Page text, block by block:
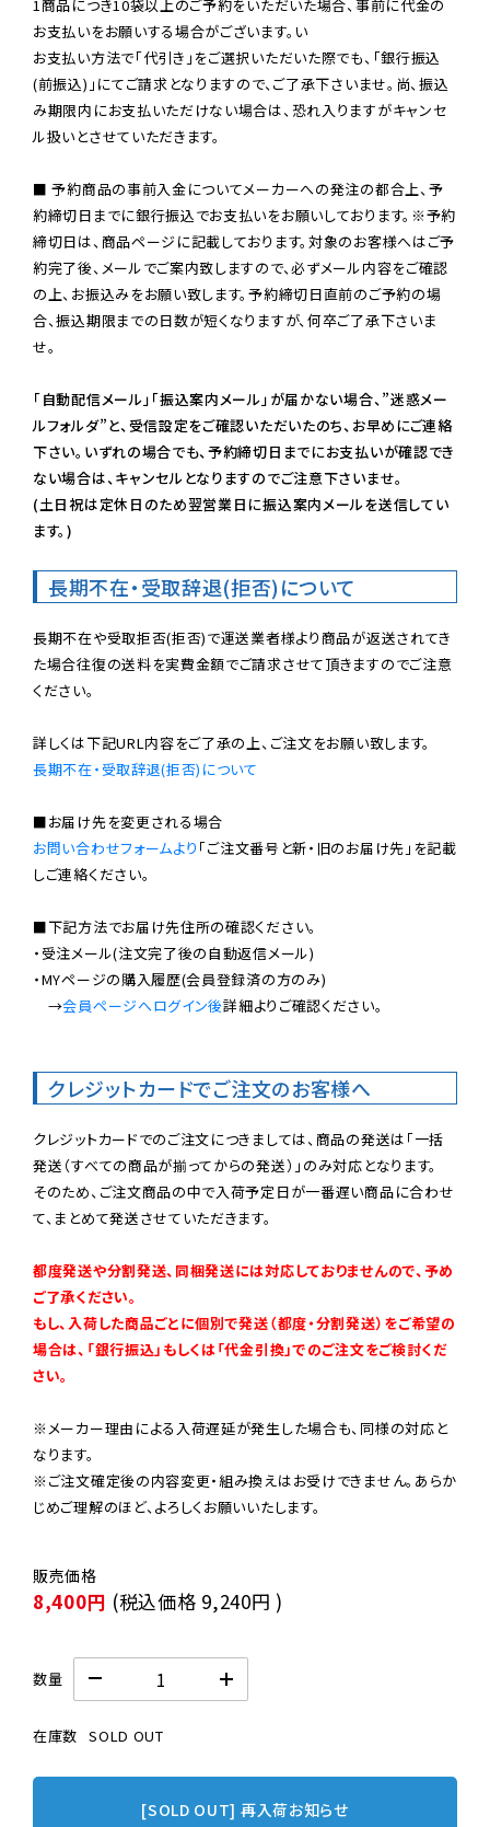
1商品につき10袋以上のご予約をいただいた場合、事前に代金の
お支払いをお願いする場合がございます。い
お支払い方法で「代引き」をご選択いただいた際でも、「銀行振込
(前振込)」にてご請求となりますので、ご了承下さいませ。尚、振込
み期限内にお支払いただけない場合は、恐れ入りますがキャンセ
ル扱いとさせていただきます。
■ 予約商品の事前入金についてメーカーへの発注の都合上、予
約締切日までに銀行振込でお支払いをお願いしております。※予約
締切日は、商品ページに記載しております。対象のお客様へはご予
約完了後、メールでご案内致しますので、必ずメール内容をご確認
の上、お振込みをお願い致します。予約締切日直前のご予約の場
合、振込期限までの日数が短くなりますが、何卒ご了承下さいま
せ。
「自動配信メール」「振込案内メール」が届かない場合、”迷惑メー
ルフォルダ”と、受信設定をご確認いただいたのち、お早めにご連絡
下さい。いずれの場合でも、予約締切日までにお支払いが確認でき
ない場合は、キャンセルとなりますのでご注意下さいませ。
(土日祝は定休日のため翌営業日に振込案内メールを送信してい
ます。)
長期不在・受取辞退(拒否)について
長期不在や受取拒否(拒否)で運送業者様より商品が返送されてき
た場合往復の送料を実費金額でご請求させて頂きますのでご注意
ください。
長期不在・受取辞退(拒否)について
お問い合わせフォームより 「ご注文番号と新・旧のお届け先」を記載
しご連絡ください。
■下記方法でお届け先住所の確認ください。
・受注メール(注文完了後の自動返信メール)
・MYページの購入履歴(会員登録済の方のみ)
→会員ページへログイン後詳細よりご確認ください。
クレジットカードでご注文のお客様へ
クレジットカードでのご注文につきましては、商品の発送は「一括
発送（すべての商品が揃ってからの発送）」のみ対応となります。
そのため、ご注文商品の中で入荷予定日が一番遅い商品に合わせ
て、まとめて発送させていただきます。
都度発送や分割発送、同梱発送には対応しておりませんので、予め
ご了承ください。
もし、入荷した商品ごとに個別で発送（都度・分割発送）をご希望の
場合は、「銀行振込」もしくは「代金引換」でのご注文をご検討くだ
さい。
※メーカー理由による入荷遅延が発生した場合も、同様の対応と
なります。
※ご注文確定後の内容変更・組み換えはお受けできません。あらか
じめご理解のほど、よろしくお願いいたします。
8,400円 (税込価格 9,240円 )
数量
在庫数 SOLD OUT
[SOLD OUT] 再入荷お知らせ